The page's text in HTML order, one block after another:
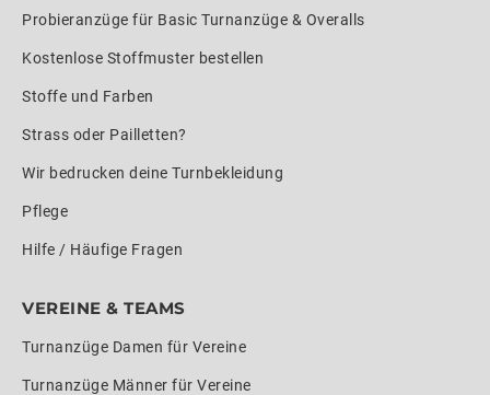
Probieranzüge für Basic Turnanzüge & Overalls
Kostenlose Stoffmuster bestellen
Stoffe und Farben
Strass oder Pailletten?
Wir bedrucken deine Turnbekleidung
Pflege
Hilfe / Häufige Fragen
VEREINE & TEAMS
Turnanzüge Damen für Vereine
Turnanzüge Männer für Vereine